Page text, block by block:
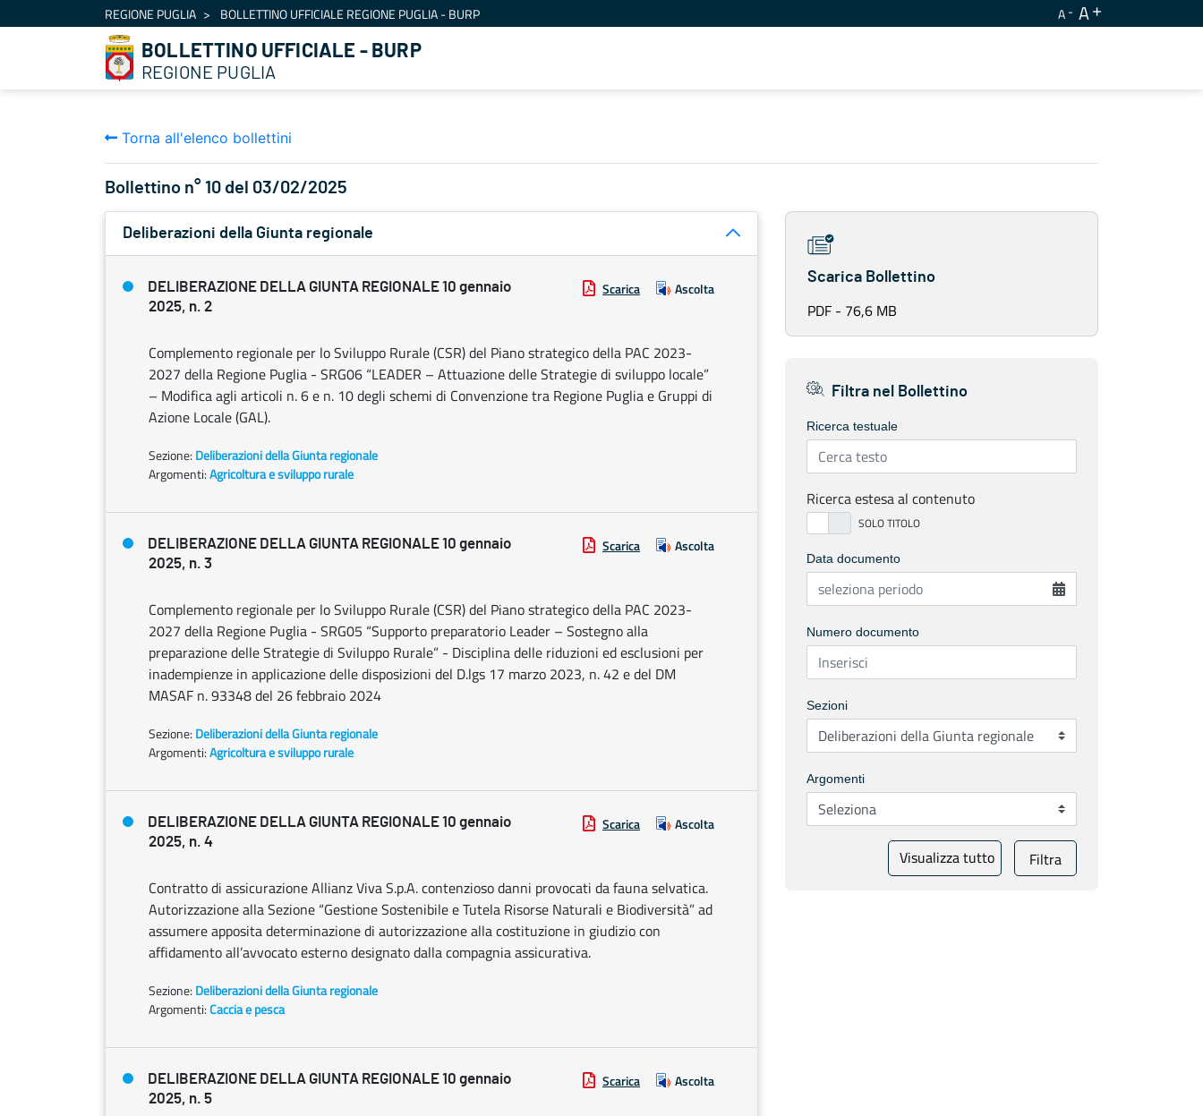
Salta al contenutoREGIONE PUGLIA BOLLETTINO UFFICIALE REGIONE PUGLIA - BURP A A
BOLLETTINO UFFICIALE - BURP
REGIONE PUGLIA
Torna all'elenco bollettini
Bollettino n° 10 del 03/02/2025
Deliberazioni della Giunta regionale
DELIBERAZIONE DELLA GIUNTA REGIONALE 10 gennaio
2025, n. 2
Scarica Ascolta
Complemento regionale per lo Sviluppo Rurale (CSR) del Piano strategico della PAC 2023-
2027 della Regione Puglia - SRG06 “LEADER – Attuazione delle Strategie di sviluppo locale”
– Modifica agli articoli n. 6 e n. 10 degli schemi di Convenzione tra Regione Puglia e Gruppi di
Azione Locale (GAL).
Sezione: Deliberazioni della Giunta regionale
Argomenti:Agricoltura e sviluppo rurale
DELIBERAZIONE DELLA GIUNTA REGIONALE 10 gennaio
2025, n. 3
Scarica Ascolta
Complemento regionale per lo Sviluppo Rurale (CSR) del Piano strategico della PAC 2023-
2027 della Regione Puglia - SRG05 “Supporto preparatorio Leader – Sostegno alla
preparazione delle Strategie di Sviluppo Rurale” - Disciplina delle riduzioni ed esclusioni per
inadempienze in applicazione delle disposizioni del D.lgs 17 marzo 2023, n. 42 e del DM
MASAF n. 93348 del 26 febbraio 2024
Sezione: Deliberazioni della Giunta regionale
Argomenti:Agricoltura e sviluppo rurale
DELIBERAZIONE DELLA GIUNTA REGIONALE 10 gennaio
2025, n. 4
Scarica Ascolta
Contratto di assicurazione Allianz Viva S.p.A. contenzioso danni provocati da fauna selvatica.
Autorizzazione alla Sezione “Gestione Sostenibile e Tutela Risorse Naturali e Biodiversità” ad
assumere apposita determinazione di autorizzazione alla costituzione in giudizio con
affidamento all’avvocato esterno designato dalla compagnia assicurativa.
Sezione: Deliberazioni della Giunta regionale
Argomenti:Caccia e pesca
DELIBERAZIONE DELLA GIUNTA REGIONALE 10 gennaio
2025, n. 5
Scarica Ascolta
Scarica Bollettino
PDF - 76,6 MB
Filtra nel Bollettino
Ricerca testuale
Ricerca estesa al contenuto
Data documento
Numero documento
Sezioni
Argomenti
Visualizza tutto Filtra